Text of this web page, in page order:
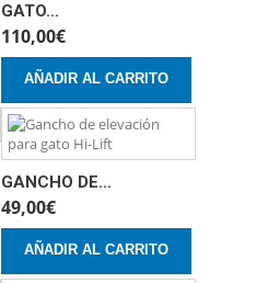
GATO...
110,00€
AÑADIR AL CARRITO
GANCHO DE...
49,00€
AÑADIR AL CARRITO